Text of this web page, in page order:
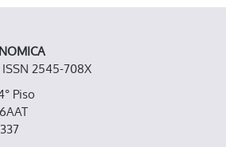
2545-708X
Piso